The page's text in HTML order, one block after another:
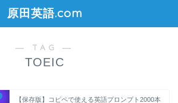
原田英語.com
― TAG ―
TOEIC
【保存版】コピペで使える英語プロンプト2000本